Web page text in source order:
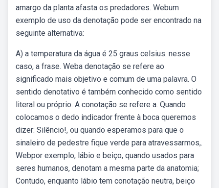
amargo da planta afasta os predadores. Webum
exemplo de uso da denotação pode ser encontrado na
seguinte alternativa:
A) a temperatura da água é 25 graus celsius. nesse
caso, a frase. Weba denotação se refere ao
significado mais objetivo e comum de uma palavra. O
sentido denotativo é também conhecido como sentido
literal ou próprio. A conotação se refere a. Quando
colocamos o dedo indicador frente à boca queremos
dizer: Silêncio!, ou quando esperamos para que o
sinaleiro de pedestre fique verde para atravessarmos,.
Webpor exemplo, lábio e beiço, quando usados para
seres humanos, denotam a mesma parte da anatomia;
Contudo, enquanto lábio tem conotação neutra, beiço